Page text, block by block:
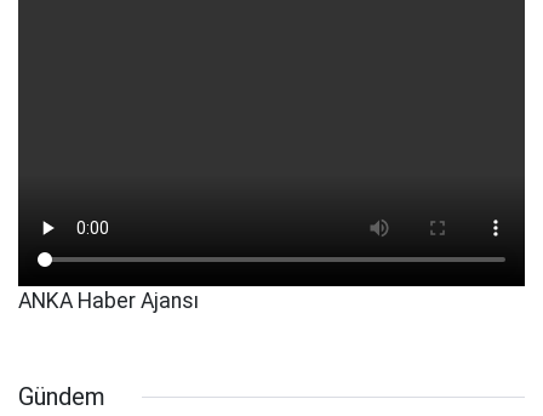
ANKA Haber Ajansı
Gündem